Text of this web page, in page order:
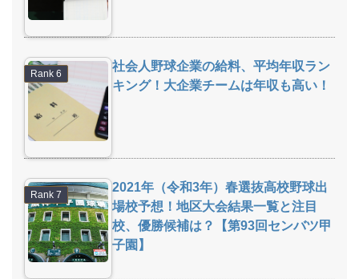
社会人野球企業の給料、平均年収ラン
キング！大企業チームは年収も高い！
2021年（令和3年）春選抜高校野球出
場校予想！地区大会結果一覧と注目
校、優勝候補は？【第93回センバツ甲
子園】